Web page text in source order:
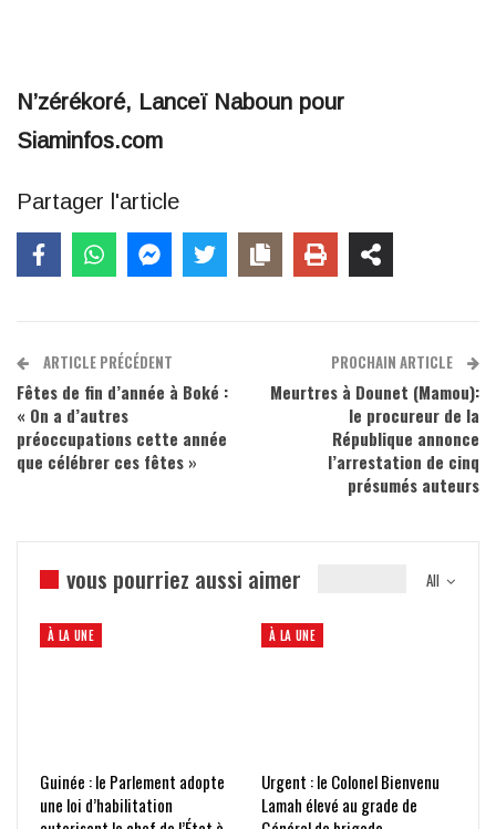
N’zérékoré, Lanceï Naboun pour
Siaminfos.com
Partager l'article
ARTICLE PRÉCÉDENT
Fêtes de fin d’année à Boké :
« On a d’autres
préoccupations cette année
que célébrer ces fêtes »
PROCHAIN ARTICLE
Meurtres à Dounet (Mamou):
le procureur de la
République annonce
l’arrestation de cinq
présumés auteurs
All
vous pourriez aussi aimer
À LA UNE
Guinée : le Parlement adopte
une loi d’habilitation
À LA UNE
Urgent : le Colonel Bienvenu
Lamah élevé au grade de